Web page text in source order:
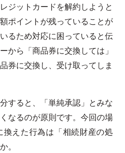
ジットカードを解約しようと
ポイントが残っていることが
るため対応に困っていると伝
から「商品券に交換しては」
券に交換し、受け取ってしま
すると、「単純承認」とみな
なるのが原則です。今回の場
えた行為は「相続財産の処
。